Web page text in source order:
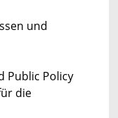
und
Public Policy
die